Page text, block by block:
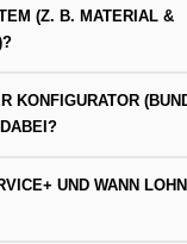
(Z. B. MATERIAL &
KONFIGURATOR
UND WANN